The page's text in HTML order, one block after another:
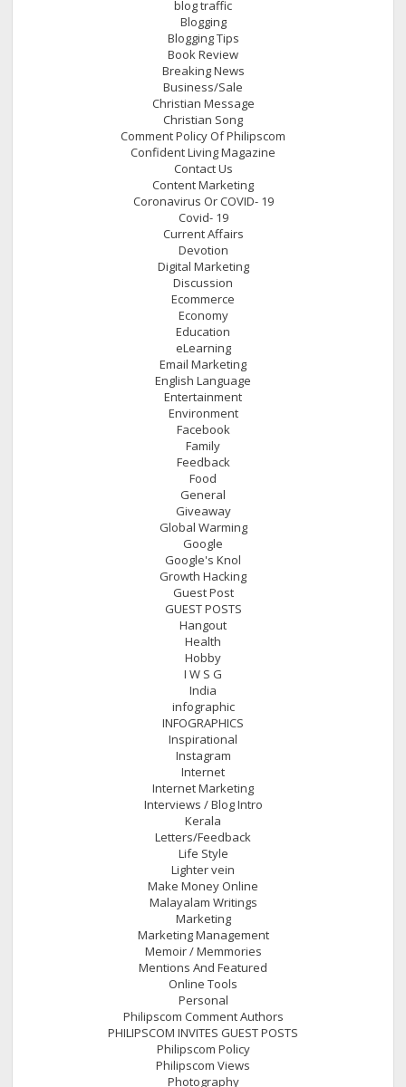
blog traffic
Blogging
Blogging Tips
Book Review
Breaking News
Business/Sale
Christian Message
Christian Song
Comment Policy Of Philipscom
Confident Living Magazine
Contact Us
Content Marketing
Coronavirus Or COVID- 19
Covid- 19
Current Affairs
Devotion
Digital Marketing
Discussion
Ecommerce
Economy
Education
eLearning
Email Marketing
English Language
Entertainment
Environment
Facebook
Family
Feedback
Food
General
Giveaway
Global Warming
Google
Google's Knol
Growth Hacking
Guest Post
GUEST POSTS
Hangout
Health
Hobby
I W S G
India
infographic
INFOGRAPHICS
Inspirational
Instagram
Internet
Internet Marketing
Interviews / Blog Intro
Kerala
Letters/Feedback
Life Style
Lighter vein
Make Money Online
Malayalam Writings
Marketing
Marketing Management
Memoir / Memmories
Mentions And Featured
Online Tools
Personal
Philipscom Comment Authors
PHILIPSCOM INVITES GUEST POSTS
Philipscom Policy
Philipscom Views
Photography